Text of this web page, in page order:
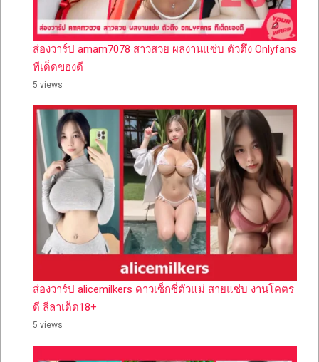
ส่องวาร์ป amam7078 สาวสวย ผลงานแซ่บ ตัวตึง Onlyfans
ทีเด็ดของดี
5 views
ส่องวาร์ป alicemilkers ดาวเซ็กซี่ตัวแม่ สายแซ่บ งานโคตร
ดี ลีลาเด็ด18+
5 views